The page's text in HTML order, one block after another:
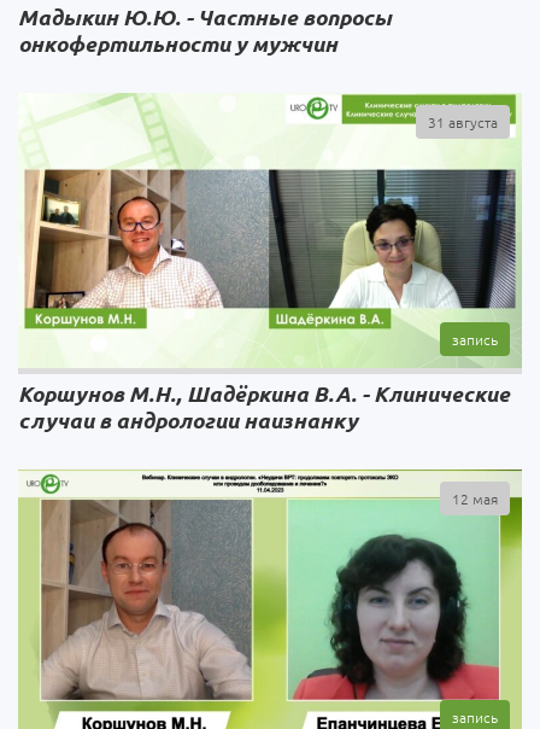
Мадыкин Ю.Ю. - Частные вопросы
онкофертильности у мужчин
31 августа
Коршунов М.Н., Шадёркина В.А. - Клинические
случаи в андрологии наизнанку
12 мая